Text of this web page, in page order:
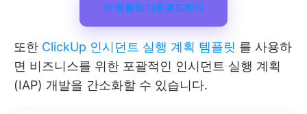
이 템플릿 다운로드하기
또한 ClickUp 인시던트 실행 계획 템플릿 를 사용하
면 비즈니스를 위한 포괄적인 인시던트 실행 계획
(IAP) 개발을 간소화할 수 있습니다.